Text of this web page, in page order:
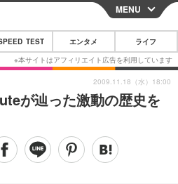
CLOSE
スマートフォン
その他
映画・ドラマ
MENU
TEST エンタメ ライフ
が辿った激動の歴史を
2009.11.18（水）18:00